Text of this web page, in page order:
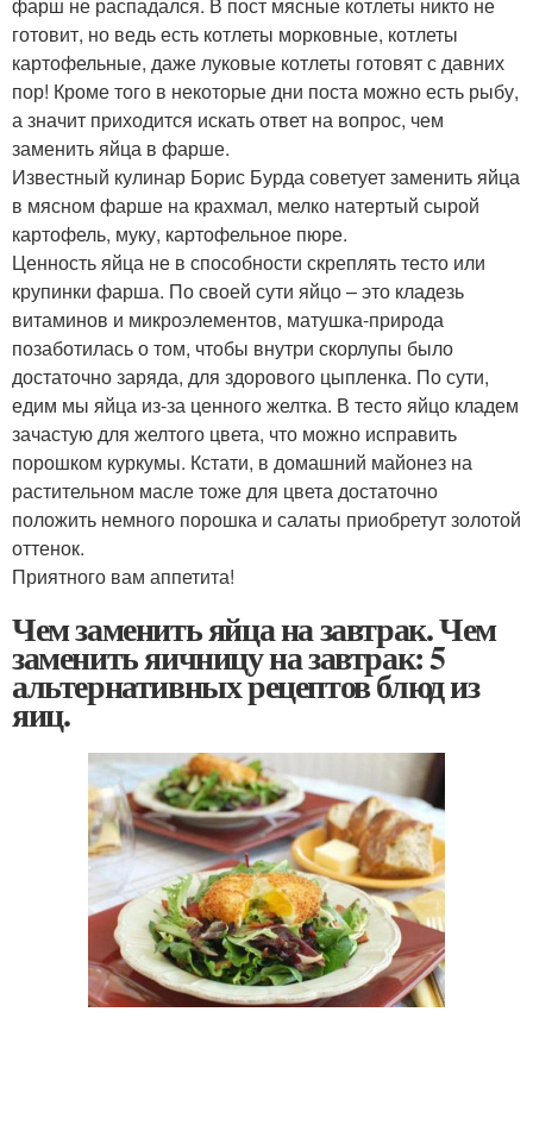
готовит, но ведь есть котлеты морковные, котлеты
картофельные, даже луковые котлеты готовят с давних
пор! Кроме того в некоторые дни поста можно есть рыбу,
а значит приходится искать ответ на вопрос, чем
заменить яйца в фарше.
Известный кулинар Борис Бурда советует заменить яйца
в мясном фарше на крахмал, мелко натертый сырой
картофель, муку, картофельное пюре.
Ценность яйца не в способности скреплять тесто или
крупинки фарша. По своей сути яйцо – это кладезь
витаминов и микроэлементов, матушка-природа
позаботилась о том, чтобы внутри скорлупы было
достаточно заряда, для здорового цыпленка. По сути,
едим мы яйца из-за ценного желтка. В тесто яйцо кладем
зачастую для желтого цвета, что можно исправить
порошком куркумы. Кстати, в домашний майонез на
растительном масле тоже для цвета достаточно
положить немного порошка и салаты приобретут золотой
оттенок.
Приятного вам аппетита!
Чем заменить яйца на завтрак. Чем
заменить яичницу на завтрак: 5
альтернативных рецептов блюд из
яиц.